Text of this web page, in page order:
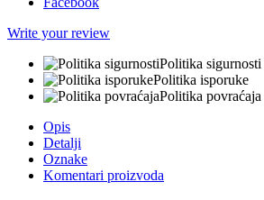
Write your review
Politika sigurnosti
Politika isporuke
Politika povraćaja
Opis
Detalji
Oznake
Komentari proizvoda